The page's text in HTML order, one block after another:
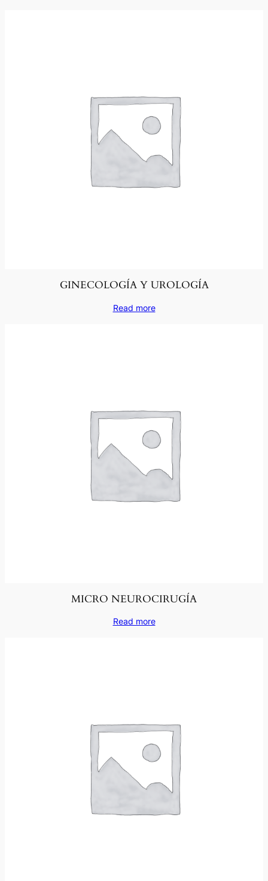
GINECOLOGÍA Y UROLOGÍA
Read more
MICRO NEUROCIRUGÍA
Read more